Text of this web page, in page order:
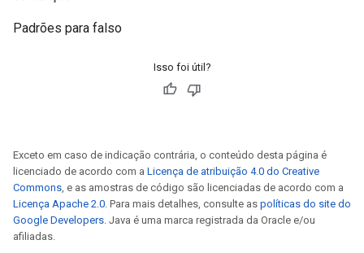
Padrões para falso
Isso foi útil?
Exceto em caso de indicação contrária, o conteúdo desta página é
licenciado de acordo com a Licença de atribuição 4.0 do Creative
Commons, e as amostras de código são licenciadas de acordo com a
Licença Apache 2.0. Para mais detalhes, consulte as políticas do site do
Google Developers. Java é uma marca registrada da Oracle e/ou
afiliadas.